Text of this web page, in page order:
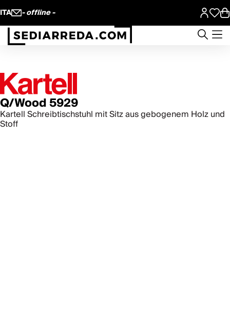
ITA - offline -
Q/Wood 5929
Kartell Schreibtischstuhl mit Sitz aus gebogenem Holz und
Stoff